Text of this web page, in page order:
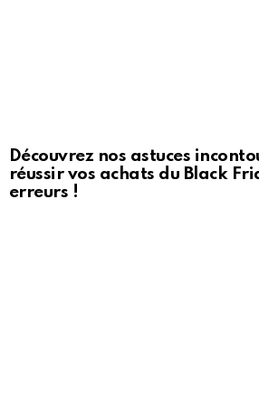
Découvrez nos astuces
réussir vos achats du Black
erreurs !